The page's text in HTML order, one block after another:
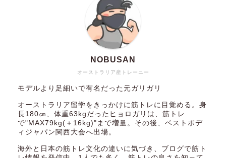
オーストラリア産トレーニー
NOBUSAN
モデルより足細いで有名だった元ガリガリ
オーストラリア留学をきっかけに筋トレに目覚める。身
長180㎝、体重63kgだったヒョロガリは、筋トレ
で"MAX79kg(＋16kg)"まで増量。その後、ベストボデ
ィジャパン関西大会へ出場。
海外と日本の筋トレ文化の違いに気づき、ブログで筋ト